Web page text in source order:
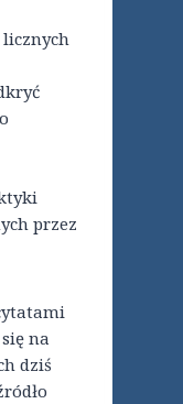
przez
na
dziś